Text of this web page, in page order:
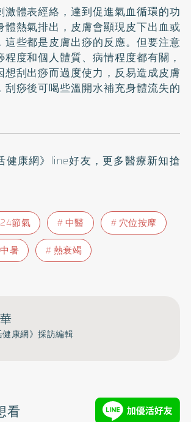
激體表經絡，達到促進氣血循環的功
體熱氣排出，皮膚會顯現皮下出血或
這些都是皮膚出痧的反應。但要注意
程度和個人體質、病情程度都有關，
想刮出痧而過度使力，反易造成皮膚
刮痧後可喝些溫開水補充身體流失的
健康網》line好友 ，更多醫療新知搶
24節氣 中醫
穴位按摩
中暑 熱衰竭
健康網》採訪編輯
看